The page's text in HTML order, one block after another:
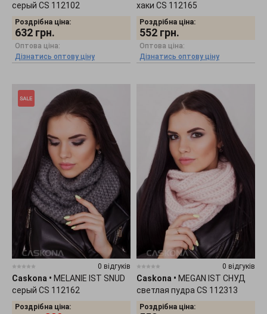
серый CS 112102
Роздрібна ціна:
632 грн.
Оптова ціна:
Дізнатись оптову ціну
хаки CS 112165
Роздрібна ціна:
552 грн.
Оптова ціна:
Дізнатись оптову ціну
0 відгуків
Caskona • MELANIE IST SNUD
серый CS 112162
Роздрібна ціна:
0 відгуків
Caskona • MEGAN IST СНУД
светлая пудра CS 112313
Роздрібна ціна: